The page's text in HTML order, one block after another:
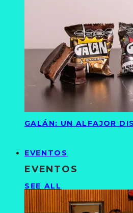
GALÁN: UN ALFAJOR
EVENTOS
EVENTOS
SEE ALL